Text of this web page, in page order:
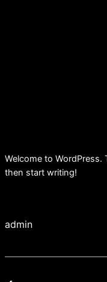
Welcome to
then start writing!
admin